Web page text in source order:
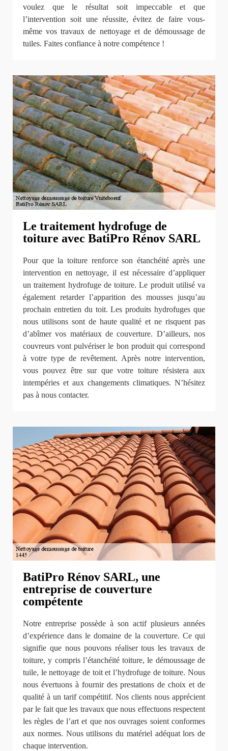
voulez que le résultat soit impeccable et que
l’intervention soit une réussite, évitez de faire vous-
même vos travaux de nettoyage et de démoussage de
tuiles. Faites confiance à notre compétence !
Le traitement hydrofuge de
toiture avec BatiPro Rénov SARL
Pour que la toiture renforce son étanchéité après une
intervention en nettoyage, il est nécessaire d’appliquer
un traitement hydrofuge de toiture. Le produit utilisé va
également retarder l’apparition des mousses jusqu’au
prochain entretien du toit. Les produits hydrofuges que
nous utilisons sont de haute qualité et ne risquent pas
d’abîmer vos matériaux de couverture. D’ailleurs, nos
couvreurs vont pulvériser le bon produit qui correspond
à votre type de revêtement. Après notre intervention,
vous pouvez être sur que votre toiture résistera aux
intempéries et aux changements climatiques. N’hésitez
pas à nous contacter.
BatiPro Rénov SARL, une
entreprise de couverture
compétente
Notre entreprise possède à son actif plusieurs années
d’expérience dans le domaine de la couverture. Ce qui
signifie que nous pouvons réaliser tous les travaux de
toiture, y compris l’étanchéité toiture, le démoussage de
tuile, le nettoyage de toit et l’hydrofuge de toiture. Nous
nous évertuons à fournir des prestations de choix et de
qualité à un tarif compétitif. Nos clients nous apprécient
par le fait que les travaux que nous effectuons respectent
les règles de l’art et que nos ouvrages soient conformes
aux normes. Nous utilisons du matériel adéquat lors de
chaque intervention.